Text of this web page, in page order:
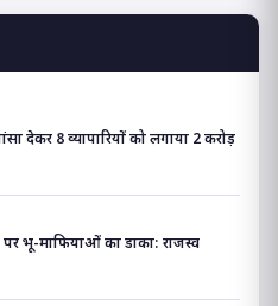
देकर 8 व्यापारियों को लगाया 2 करोड़
भू-माफियाओं का डाका: राजस्व